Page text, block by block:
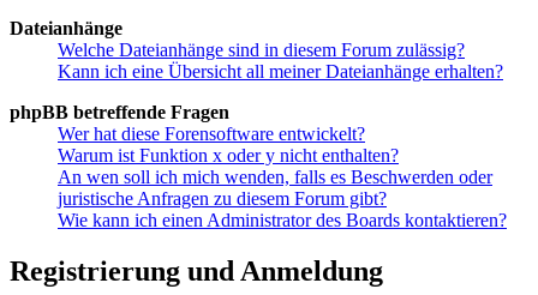
Dateianhänge
Welche Dateianhänge sind in diesem Forum zulässig?
Kann ich eine Übersicht all meiner Dateianhänge erhalten?
phpBB betreffende Fragen
Wer hat diese Forensoftware entwickelt?
Warum ist Funktion x oder y nicht enthalten?
An wen soll ich mich wenden, falls es Beschwerden oder
juristische Anfragen zu diesem Forum gibt?
Wie kann ich einen Administrator des Boards kontaktieren?
Registrierung und Anmeldung